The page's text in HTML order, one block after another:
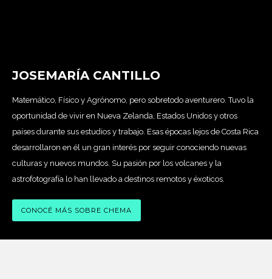
JOSEMARÍA CANTILLO
Matemático, Físico y Agrónomo, pero sobretodo aventurero. Tuvo la
oportunidad de vivir en Nueva Zelanda, Estados Unidos y otros
países durante sus estudios y trabajo. Esas épocas lejos de Costa Rica
desarrollaron en él un gran interés por seguir conociendo nuevas
culturas y nuevos mundos. Su pasión por los volcanes y la
astrofotografía lo han llevado a destinos remotos y éxoticos.
CONOCÉ MÁS SOBRE CHEMA